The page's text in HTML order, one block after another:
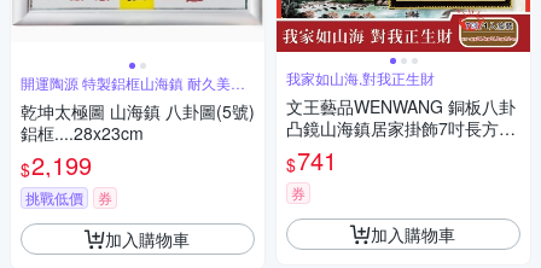
開運陶源 特製鋁框山海鎮 耐久美觀
大方
乾坤太極圖 山海鎮 八卦圖(5號)
鋁框....28x23cm
$2,199
挑戰低價 券
加入購物車
我家如山海,對我正生財
文王藝品WENWANG 銅板八卦
凸鏡山海鎮居家掛飾7吋長方形
1組
$741
券
加入購物車